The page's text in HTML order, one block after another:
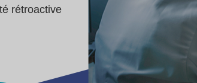
rétroactive